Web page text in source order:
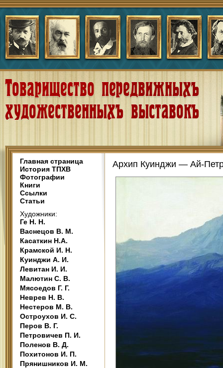
Главная страница
История ТПХВ
Фотографии
Книги
Ссылки
Статьи
Художники:
Ге Н. Н.
Васнецов В. М.
Касаткин Н.А.
Крамской И. Н.
Куинджи А. И.
Левитан И. И.
Малютин С. В.
Мясоедов Г. Г.
Неврев Н. В.
Нестеров М. В.
Остроухов И. С.
Перов В. Г.
Петровичев П. И.
Поленов В. Д.
Похитонов И. П.
Прянишников И. М.
Архип Куинджи — Ай-